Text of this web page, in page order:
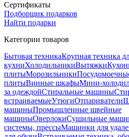
Сертификаты
Подборщик подарков
Найти подарки
Категории товаров
Бытовая техникаКрупная техника
кухниХолодильникиВытяжки
плитыМорозильники
плитыВинные шкафыМини-
за одеждойСтиральные машины
встраиваемыеУтюгиОтпариватели
машиныПромышленные швейные
машиныОверлокиСушильные
системы, прессыМашинки для